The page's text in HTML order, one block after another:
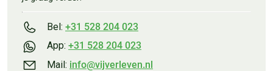
Bel: +31 528 204 023
App: +31 528 204 023
Mail: info@vijverleven.nl